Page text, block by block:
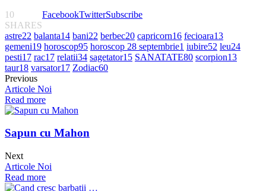
10
SHARES
FacebookTwitterSubscribe
astre22 balanta14 bani22 berbec20 capricorn16 fecioara13
gemeni19 horoscop95 horoscop 28 septembrie1 iubire52 leu24
pesti17 rac17 relatii34 sagetator15 SANATATE80 scorpion13
taur18 varsator17 Zodiac60
Previous
Articole Noi
Read more
Sapun cu Mahon
Next
Articole Noi
Read more